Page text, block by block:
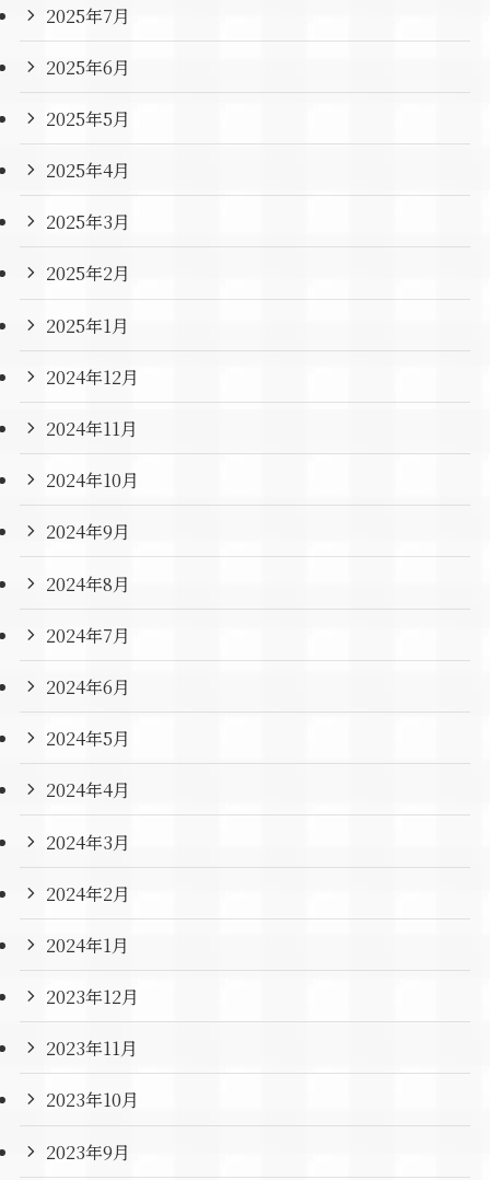
2025年7月
2025年6月
2025年5月
2025年4月
2025年3月
2025年2月
2025年1月
2024年12月
2024年11月
2024年10月
2024年9月
2024年8月
2024年7月
2024年6月
2024年5月
2024年4月
2024年3月
2024年2月
2024年1月
2023年12月
2023年11月
2023年10月
2023年9月